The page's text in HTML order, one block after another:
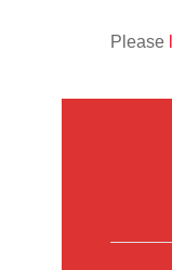
Please